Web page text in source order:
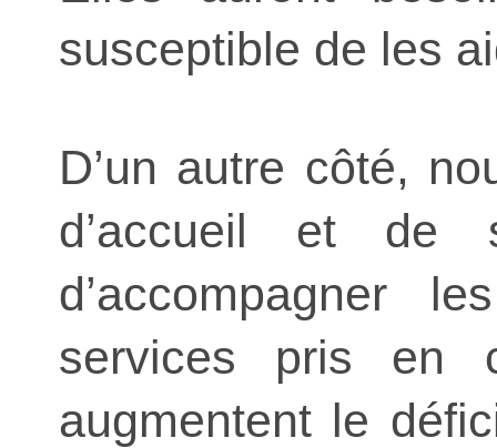
susceptible de les
D’un autre côté,
d’accueil et de
d’accompagner
services pris en
augmentent le